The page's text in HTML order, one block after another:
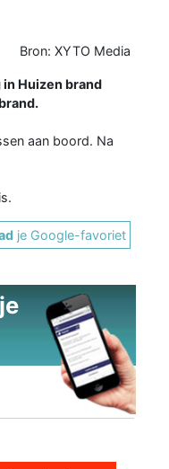
Bron: XYTO Media
in Huizen brand
aan boord. Na
je Google-favoriet